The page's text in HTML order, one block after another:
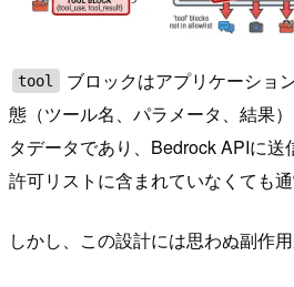
tool
ブロックはアプリケーショ
態（ツール名、パラメータ、結果
タデータであり、Bedrock APIに送
許可リストに含まれていなくても通
しかし、この設計には思わぬ副作用